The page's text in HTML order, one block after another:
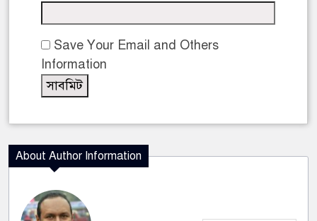
Save Your Email and Others
Information
About Author Information